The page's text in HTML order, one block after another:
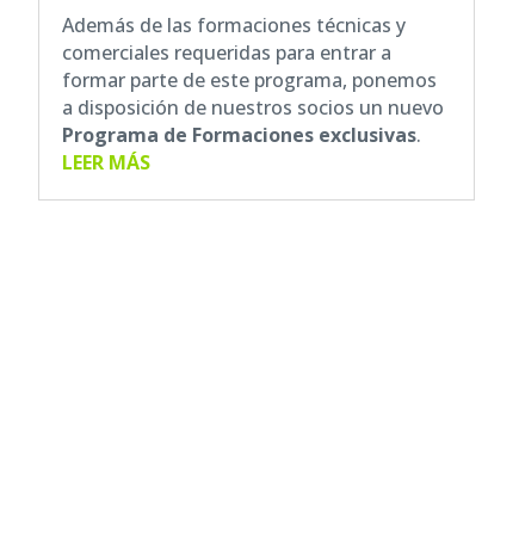
Además de las formaciones técnicas y
comerciales requeridas para entrar a
formar parte de este programa, ponemos
a disposición de nuestros socios un nuevo
Programa de Formaciones exclusivas.
LEER MÁS